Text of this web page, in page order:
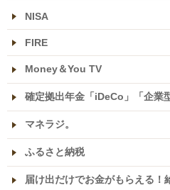
NISA
FIRE
Money＆You TV
確定拠出年金「iDeCo」「企業
マネラジ。
ふるさと納税
届け出だけでお金がもらえる！